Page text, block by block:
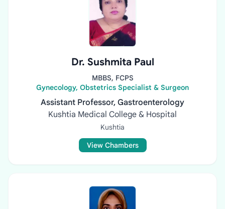
Dr. Sushmita Paul
MBBS, FCPS
Gynecology, Obstetrics Specialist & Surgeon
Assistant Professor, Gastroenterology
Kushtia Medical College & Hospital
Kushtia
View Chambers